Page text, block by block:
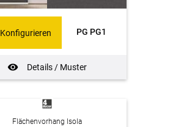
PG PG1
Details / Muster
Konfigurieren
Flächenvorhang Isola